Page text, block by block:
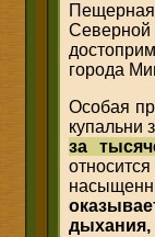
Северной
города
Особая
купальни
за
дыхания,